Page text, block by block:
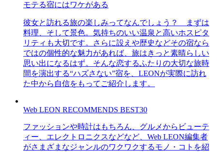
モテる宿にはワケがある
彼女と訪れる旅の楽しみってなんでしょう？ まずは
料理、そして景色。気持ちのいい温泉と高いホスピタ
リティも大切です。さらに設えや歴史などその宿なら
ではの個性的な魅力があれば、旅はきっと素晴らしい
思い出になるはず。そんな恋するふたりの大切な旅時
間を演出する“ハズさない”宿を、LEONが実際に訪れ
た中から自信をもってご紹介します。
Web LEON RECOMMENDS BEST30
ファッションや時計はもちろん、グルメからビューテ
ィー、エレクトロニクスなどなど、Web LEON編集者
がさまざまなジャンルのワクワクするモノ・コトを紹